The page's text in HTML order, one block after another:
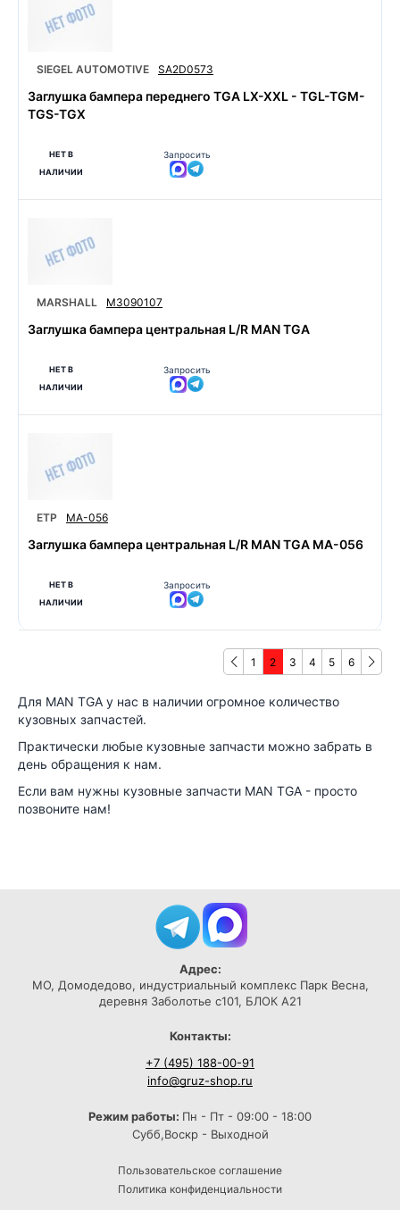
SIEGEL AUTOMOTIVE SA2D0573
Заглушка бампера переднего TGA LX-XXL - TGL-TGM-
TGS-TGX
НЕТ В
НАЛИЧИИ
Запросить
MARSHALL M3090107
Заглушка бампера центральная L/R MAN TGA
НЕТ В
НАЛИЧИИ
Запросить
ETP MA-056
Заглушка бампера центральная L/R MAN TGA MA-056
НЕТ В
НАЛИЧИИ
Запросить
1 2 3 4 5 6
Для MAN TGA у нас в наличии огромное количество
кузовных запчастей.
Практически любые кузовные запчасти можно забрать в
день обращения к нам.
Если вам нужны кузовные запчасти MAN TGA - просто
позвоните нам!
Адрес:
МО, Домодедово, индустриальный комплекс Парк Весна,
деревня Заболотье с101, БЛОК А21
Контакты:
+7 (495) 188-00-91
info@gruz-shop.ru
Режим работы: Пн - Пт - 09:00 - 18:00
Субб,Воскр - Выходной
Пользовательское соглашение
Политика конфиденциальности